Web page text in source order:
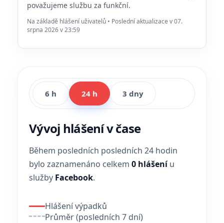
považujeme službu za funkční.
Na základě hlášení uživatelů • Poslední aktualizace v 07.
srpna 2026 v 23:59
6 h 24 h 3 dny
Vývoj hlášení v čase
Během posledních posledních 24 hodin
bylo zaznamenáno celkem 0 hlášeníu
služby Facebook.
Hlášení výpadků
Průměr (posledních 7 dní)